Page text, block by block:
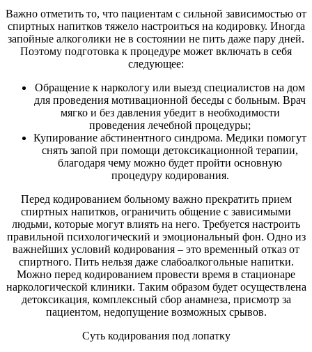
Важно отметить то, что пациентам с сильной зависимостью от
спиртных напитков тяжело настроиться на кодировку. Иногда
запойные алкоголики не в состоянии не пить даже пару дней.
Поэтому подготовка к процедуре может включать в себя
следующее:
Обращение к наркологу или выезд специалистов на дом
для проведения мотивационной беседы с больным. Врач
мягко и без давления убедит в необходимости
проведения лечебной процедуры;
Купирование абстинентного синдрома. Медики помогут
снять запой при помощи детоксикационной терапии,
благодаря чему можно будет пройти основную
процедуру кодирования.
Перед кодированием больному важно прекратить прием
спиртных напитков, ограничить общение с зависимыми
людьми, которые могут влиять на него. Требуется настроить
правильной психологический и эмоциональный фон. Одно из
важнейших условий кодирования – это временный отказ от
спиртного. Пить нельзя даже слабоалкогольные напитки.
Можно перед кодированием провести время в стационаре
наркологической клиники. Таким образом будет осуществлена
детоксикация, комплексный сбор анамнеза, присмотр за
пациентом, недопущение возможных срывов.
Суть кодирования под лопатку